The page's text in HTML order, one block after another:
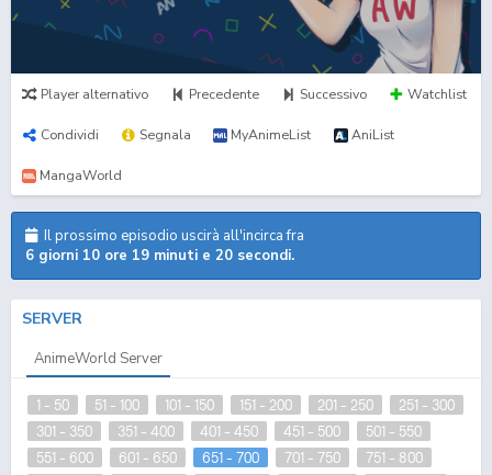
Player alternativo Precedente Successivo Watchlist
Condividi Segnala MyAnimeList AniList
MangaWorld
Il prossimo episodio uscirà all'incirca fra
6 giorni 10 ore 19 minuti e 19 secondi.
SERVER
AnimeWorld Server
1 - 50 51 - 100 101 - 150 151 - 200 201 - 250
251 - 300
301 - 350
351 - 400 401 - 450 451 - 500
501 - 550
551 - 600
601 - 650 651 - 700 701 - 750
751 - 800